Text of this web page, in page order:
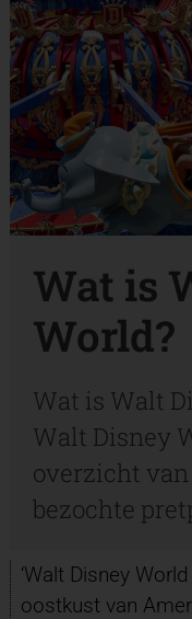
Wat is
World?
Wat is Walt
Walt Disney
overzicht
bezochte
‘Walt Disney
oostkust van